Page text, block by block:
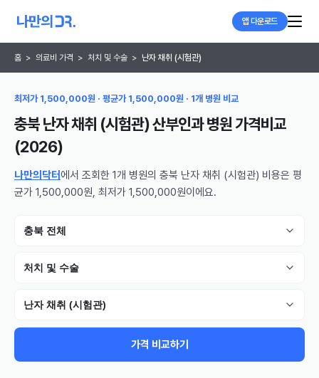
앱 다운로드
홈 > 의료비 가격 > 처치 및 수술 > 난자 채취 (시험관)
최저가 1,500,000원 · 평균가 1,500,000원 · 1개 병원 비교
충북 난자 채취 (시험관) 산부인과 병원가격비교
(2026)
나만의닥터 에서 조회한 1개 병원의 충북 난자 채취 (시험관) 비용은 평
균가 1,500,000원, 최저가 1,500,000원이에요.
충북 전체
처치 및 수술
난자 채취 (시험관)
가격 비교하기